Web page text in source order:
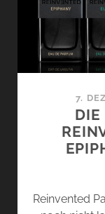
7.
DIE
Reinvented